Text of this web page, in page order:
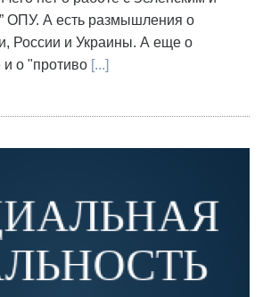
ОПУ. А есть размышления о
России и Украины. А еще о
о "противо [...]